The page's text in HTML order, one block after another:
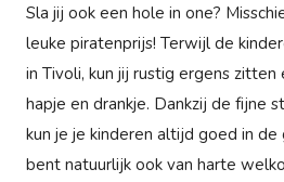
Sla jij ook een hole in one?
leuke piratenprijs! Terwijl de
in Tivoli, kun jij rustig ergens
hapje en drankje. Dankzij de fijne
kun je je kinderen altijd goed in de
bent natuurlijk ook van harte